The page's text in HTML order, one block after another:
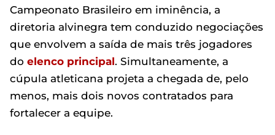
Campeonato Brasileiro em iminência, a
diretoria alvinegra tem conduzido negociações
que envolvem a saída de mais três jogadores
do elenco principal. Simultaneamente, a
cúpula atleticana projeta a chegada de, pelo
menos, mais dois novos contratados para
fortalecer a equipe.